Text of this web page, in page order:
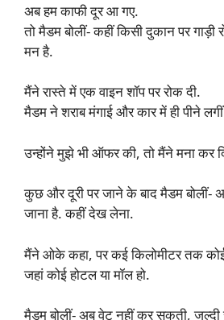
अब हम काफी दूर आ गए.
तो मैडम बोलीं- कहीं किसी दुकान पर गाड़ी
मन है.
मैंने रास्ते में एक वाइन शॉप पर रोक दी.
मैडम ने शराब मंगाई और कार में ही पीने
उन्होंने मुझे भी ऑफर की, तो मैंने मना कर
कुछ और दूरी पर जाने के बाद मैडम बोलीं-
जाना है. कहीं देख लेना.
मैंने ओके कहा, पर कई किलोमीटर तक कोई
जहां कोई होटल या मॉल हो.
मैडम बोलीं- अब वेट नहीं कर सकती, जल्दी